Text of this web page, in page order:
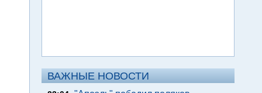
ВАЖНЫЕ НОВОСТИ